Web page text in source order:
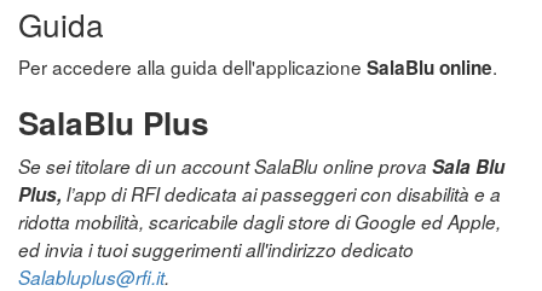
Guida
Per accedere alla guida dell'applicazione SalaBlu online.
SalaBlu Plus
Se sei titolare di un account SalaBlu online prova Sala Blu
Plus, l’app di RFI dedicata ai passeggeri con disabilità e a
ridotta mobilità, scaricabile dagli store di Google ed Apple,
ed invia i tuoi suggerimenti all'indirizzo dedicato
Salabluplus@rfi.it.